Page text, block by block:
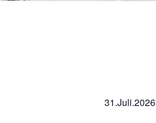
31.Juli.2026